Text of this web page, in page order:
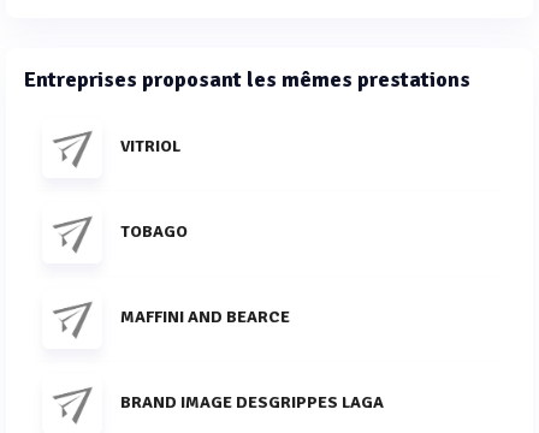
Entreprises proposant les mêmes prestations
VITRIOL
TOBAGO
MAFFINI AND BEARCE
BRAND IMAGE DESGRIPPES LAGA